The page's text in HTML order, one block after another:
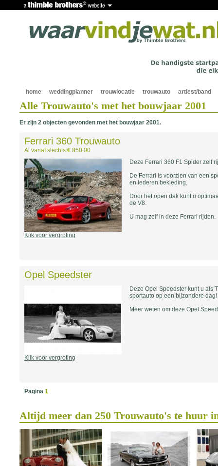
home weddingplanner trouwlocatie trouwauto artiest/band
Alle Trouwauto's met het bouwjaar 2001
Er zijn 2 objecten gevonden met het bouwjaar 2001.
Ferrari 360 Trouwauto
Al vanaf slechts € 850.00
Klik voor vergroting
Deze Ferrari 360 F1 Spider zelf
De Ferrari is voorzien van een
en lederen bekleding.
Door het open dak kunt u
de V8.
U mag zelf in deze Ferrari rijden.
Opel Speedster
Klik voor vergroting
Deze Opel Speedster kunt u als
sportauto op een bijzondere dag!
Meer weten om deze Opel
Pagina 1
Altijd meer dan 250 Trouwauto's te huur